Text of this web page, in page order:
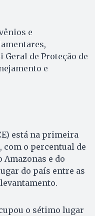
e
de Proteção de
e
está na primeira
o percentual de
e do
do país entre as
o sétimo lugar